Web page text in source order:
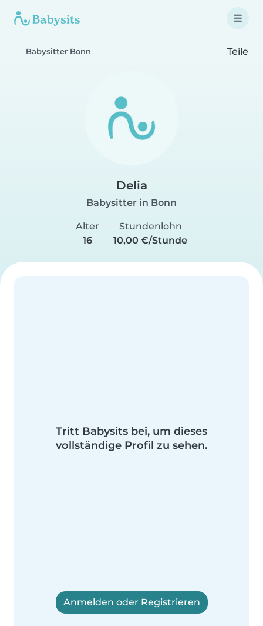
Babysitter Bonn Teile
Delia
Babysitter in Bonn
Alter
16
Stundenlohn
10,00 €/Stunde
Tritt Babysits bei, um dieses
vollständige Profil zu sehen.
Anmelden oder Registrieren